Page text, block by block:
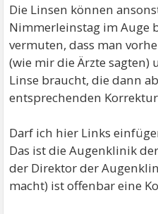
Die Linsen können
Nimmerleinstag im Auge
vermuten, dass man
(wie mir die Ärzte
Linse braucht, die dann
entsprechenden
Darf ich hier Links
Das ist die Augenklinik
der Direktor der
macht) ist offenbar eine